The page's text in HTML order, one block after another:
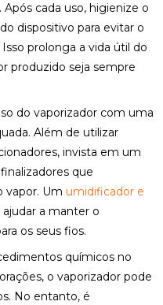
cada uso, higienize o
dispositivo para evitar o
prolonga a vida útil do
produzido seja sempre
do vaporizador com uma
Além de utilizar
invista em um
que
vapor. Um umidificador e
a manter o
os seus fios.
químicos no
o vaporizador pode
No entanto, é